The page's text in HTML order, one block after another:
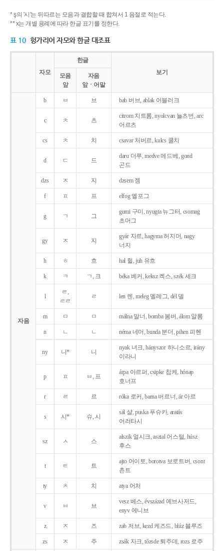
* ş의 '시'는 뒤따르는 모음과 결합할 때 합쳐서 1 음절로 적는다.
** x는 개별 용례에 따라 한글 표기를 정한다.
표 10 헝가리어 자모와 한글 대조표
자모
한글
보기
모음
앞
자음
앞ㆍ어말
자음
b ㅂ 브 bab 버브, ablak 어블러크
c ㅊ 츠
citrom 치트롬, nyolcvan 뇰츠번, arc
어르츠
cs ㅊ 치 csavar 처버르, kulcs 쿨치
d ㄷ 드
daru 더루, medve 메드베, gond
곤드
dzs ㅈ 지 dzsem 젬
f ㅍ 프 elfog 엘포그
g ㄱ 그
gumi 구미, nyugta 뉴그터, csomag
초머그
gy ㅈ 지
gyár 자르, hagyma 허지머, nagy
너지
h ㅎ 흐 hal 헐, juh 유흐
k ㅋ ㄱ, 크 béka 베커, keksz 켁스, szék 세크
l
ㄹ,
ㄹㄹ
ㄹ len 렌, meleg 멜레그, dél 델
m ㅁ ㅁ málna 말너, bomba 봄버, álom 알롬
n ㄴ ㄴ néma 네머, bunda 분더, pihen 피헨
ny 니* 니
nyak 녀크, hányszor 하니소르, irány
이라니
p ㅍ ㅂ, 프
árpa 아르퍼, csipke 칩케, hónap
호너프
r ㄹ 르 róka 로커, barna 버르너, ár 아르
s 시* 슈, 시
sál 샬, puska 푸슈카, aratás
어러타시
sz ㅅ 스
alszik 얼시크, asztal 어스털, húsz
후스
t ㅌ 트
ajto 어이토, borotva 보로트버, csont
촌트
ty ㅊ 치 atya 어처
v ㅂ 브
vesz 베스, évszázad 에브사저드,
enyv 에니브
z ㅈ 즈 zab 저브, kezd 케즈드, blúz 블루즈
zs ㅈ 주 zsák 자크, tőzsde 퇴주데, rozs 로주